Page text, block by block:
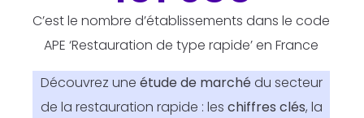
C’est le nombre d’établissements dans le code
APE ‘Restauration de type rapide’ en France
Découvrez une étude de marché du secteur
de la restauration rapide : les chiffres clés, la